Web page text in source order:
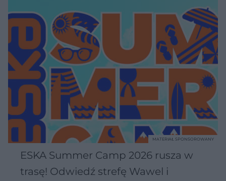
ESKA Summer Camp 2026 rusza w
trasę! Odwiedź strefę Wawel i
MATERIAŁ SPONSOROWANY